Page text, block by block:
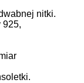
nitki.
925,